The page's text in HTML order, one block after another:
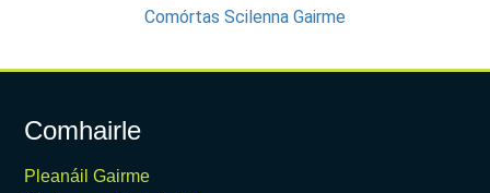
Comórtas Scilenna Gairme
Comhairle
Pleanáil Gairme